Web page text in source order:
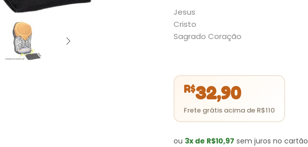
Jesus
Cristo
Sagrado Coração
R$32,90
ou 3x de R$10,97 sem juros no cartão